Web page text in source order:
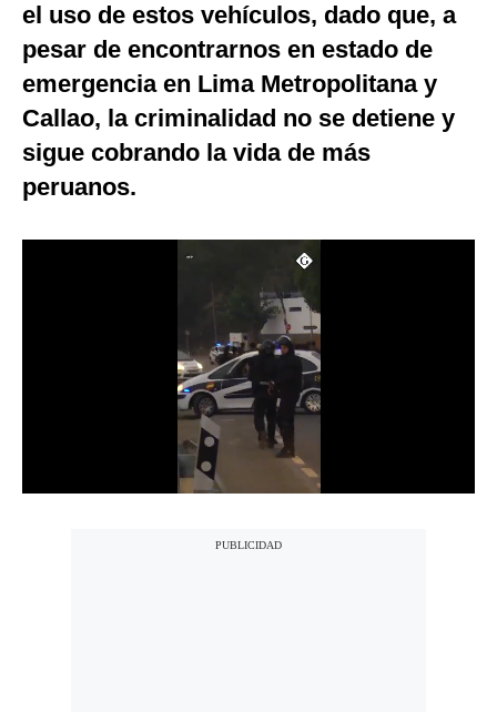
Internacional
Tecnología
Club del Suscriptor
Mix
G de Gestión
Notas Contratadas
el uso de estos vehículos, dado que, a
pesar de encontrarnos en estado de
emergencia en Lima Metropolitana y
Callao, la criminalidad no se detiene y
sigue cobrando la vida de más
peruanos.